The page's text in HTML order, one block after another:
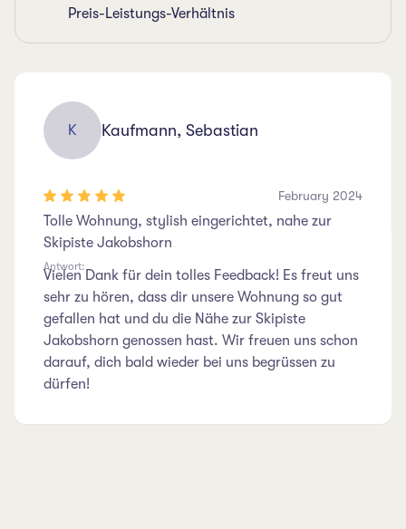
Preis-Leistungs-Verhältnis
K Kaufmann, Sebastian
February 2024
Tolle Wohnung, stylish eingerichtet, nahe zur
Skipiste Jakobshorn
Antwort:
Vielen Dank für dein tolles Feedback! Es freut uns
sehr zu hören, dass dir unsere Wohnung so gut
gefallen hat und du die Nähe zur Skipiste
Jakobshorn genossen hast. Wir freuen uns schon
darauf, dich bald wieder bei uns begrüssen zu
dürfen!